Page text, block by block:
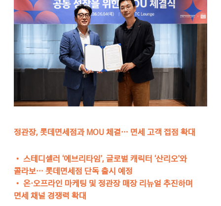
정관장, 롯데면세점과 MOU 체결… 면세 고객 접점 확대
• 스테디셀러 ‘에브리타임’, 글로벌 캐릭터 ‘산리오’와
콜라보… 롯데면세점 단독 출시 예정
• 온·오프라인 마케팅 및 정관장 매장 리뉴얼 추진하며
면세 채널 경쟁력 확대